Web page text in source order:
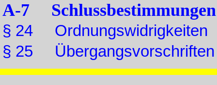
A-7 Schlussbestimmungen
§ 24 Ordnungswidrigkeiten
§ 25 Übergangsvorschriften